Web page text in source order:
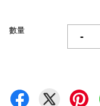
數量
-